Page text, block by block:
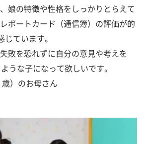
娘の特徴や性格をしっかりとらえて
ポートカード（通信簿）の評価が的
ています。
敗を恐れずに自分の意見や考えを
うな子になって欲しいです。
）のお母さん